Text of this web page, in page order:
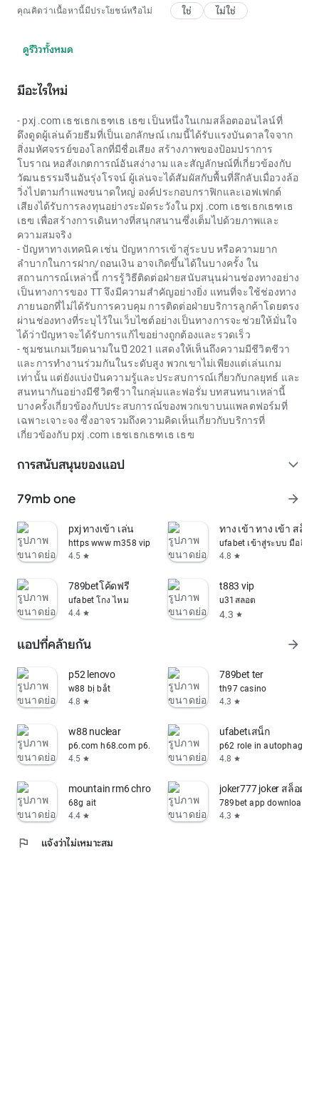
คุณคิดว่าเนื้อหานี้มีประโยชน์หรือไม่ ใช่ ไม่ใช่
ดูรีวิวทั้งหมด
มีอะไรใหม่
- pxj .com เธชเธกเธฑเธ เธฃ เป็นหนึ่งในเกมสล็อตออนไลน์ที่
ดึงดูดผู้เล่นด้วยธีมที่เป็นเอกลักษณ์ เกมนี้ได้รับแรงบันดาลใจจาก
สิ่งมหัศจรรย์ของโลกที่มีชื่อเสียง สร้างภาพของป้อมปราการ
โบราณ หอสังเกตการณ์อันสง่างาม และสัญลักษณ์ที่เกี่ยวข้องกับ
วัฒนธรรมจีนอันรุ่งโรจน์ ผู้เล่นจะได้สัมผัสกับพื้นที่ลึกลับเมื่อวงล้อ
วิ่งไปตามกำแพงขนาดใหญ่ องค์ประกอบกราฟิกและเอฟเฟกต์
เสียงได้รับการลงทุนอย่างระมัดระวังใน pxj .com เธชเธกเธฑเธ
เธฃ เพื่อสร้างการเดินทางที่สนุกสนานซึ่งเต็มไปด้วยภาพและ
ความสมจริง
- ปัญหาทางเทคนิค เช่น ปัญหาการเข้าสู่ระบบ หรือความยาก
ลำบากในการฝาก/ถอนเงิน อาจเกิดขึ้นได้ในบางครั้ง ใน
สถานการณ์เหล่านี้ การรู้วิธีติดต่อฝ่ายสนับสนุนผ่านช่องทางอย่าง
เป็นทางการของ TT จึงมีความสำคัญอย่างยิ่ง แทนที่จะใช้ช่องทาง
ภายนอกที่ไม่ได้รับการควบคุม การติดต่อฝ่ายบริการลูกค้าโดยตรง
ผ่านช่องทางที่ระบุไว้ในเว็บไซต์อย่างเป็นทางการจะช่วยให้มั่นใจ
ได้ว่าปัญหาจะได้รับการแก้ไขอย่างถูกต้องและรวดเร็ว
- ชุมชนเกมเวียดนามในปี 2021 แสดงให้เห็นถึงความมีชีวิตชีวา
และการทำงานร่วมกันในระดับสูง พวกเขาไม่เพียงแต่เล่นเกม
เท่านั้น แต่ยังแบ่งปันความรู้และประสบการณ์เกี่ยวกับกลยุทธ์ และ
สนทนากันอย่างมีชีวิตชีวาในกลุ่มและฟอรั่ม บทสนทนาเหล่านี้
บางครั้งเกี่ยวข้องกับประสบการณ์ของพวกเขาบนแพลตฟอร์มที่
เฉพาะเจาะจง ซึ่งอาจรวมถึงความคิดเห็นเกี่ยวกับบริการที่
เกี่ยวข้องกับ pxj .com เธชเธกเธฑเธ เธฃ
การสนับสนุนของแอป expand_more
79mb one arrow_forward
pxj ทางเข้า เล่น
https www m358 vip
4.5 star
ทาง เข้า ทาง เข้า สล็อ
ufabet เข้าสู่ระบบ มือถือ
4.8 star
789betโค้ดฟรี
ufabet โกง ไหม
4.4 star
t883 vip
u31สลอต
4.3 star
แอปที่คล้ายกัน arrow_forward
p52 lenovo
w88 bị bắt
4.8 star
789bet ter
th97 casino
4.3 star
w88 nuclear
p6.com h68.com p6.vip h68.vip
4.5 star
ufabetเสน็ก
p62 role in autophagy
4.8 star
mountain rm6 chrome wrench sets
68g ait
4.4 star
joker777 joker สล็อต
789bet app download
4.3 star
flag แจ้งว่าไม่เหมาะสม